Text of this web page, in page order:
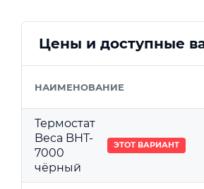
Цены и доступные
НАИМЕНОВАНИЕ
Термостат
Beca BHT-
7000
чёрный
ЭТОТ ВАРИАНТ